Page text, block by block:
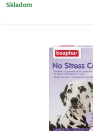
Skladom